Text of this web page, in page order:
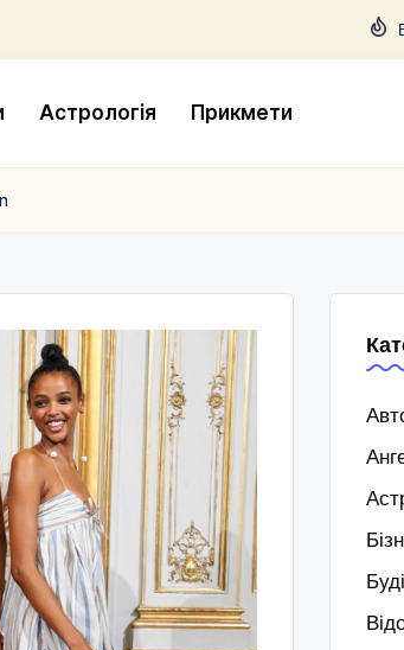
Астрологія Прикмети